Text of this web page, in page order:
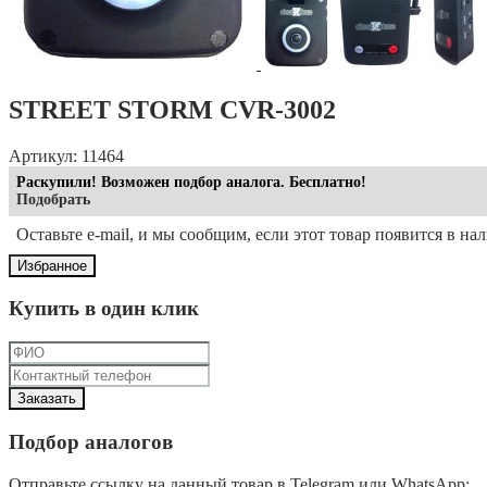
STREET STORM CVR-3002
Артикул: 11464
Раскупили! Возможен подбор аналога. Бесплатно!
Подобрать
Оставьте e-mail, и мы сообщим, если этот товар появится в
Избранное
Купить в один клик
Подбор аналогов